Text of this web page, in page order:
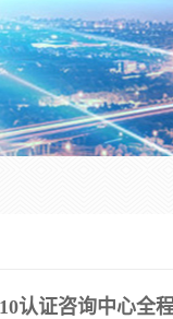
认证咨询中心全